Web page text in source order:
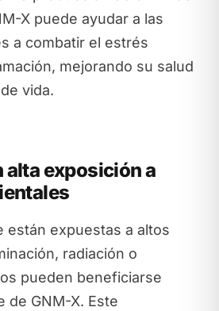
X puede ayudar a las
a combatir el estrés
mejorando su salud
vida.
alta exposición a
están expuestas a altos
radiación o
pueden beneficiarse
de GNM-X. Este